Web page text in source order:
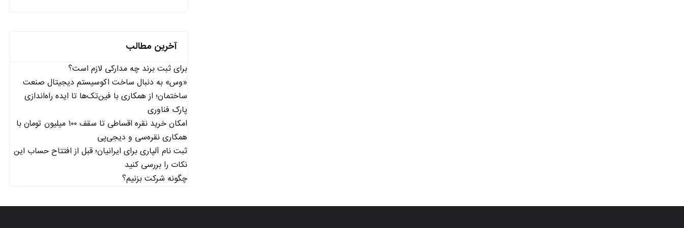
آخرین مطالب
برای ثبت برند چه مدارکی لازم است؟
«وس» به دنبال ساخت اکوسیستم دیجیتال صنعت
ساختمان؛ از همکاری با فین‌تک‌ها تا ایده راه‌اندازی
پارک فناوری
امکان خرید نقره اقساطی تا سقف ۱۰۰ میلیون تومان با
همکاری نقره‌سی و دیجی‌پی
ثبت نام آلپاری برای ایرانیان؛ قبل از افتتاح حساب این
نکات را بررسی کنید
چگونه شرکت بزنیم؟